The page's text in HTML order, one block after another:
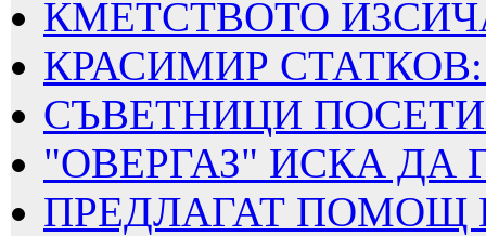
КМЕТСТВОТО
КРАСИМИР
СЪВЕТНИЦИ
"ОВЕРГАЗ" ИСКА ДА
ПРЕДЛАГАТ ПОМОЩ